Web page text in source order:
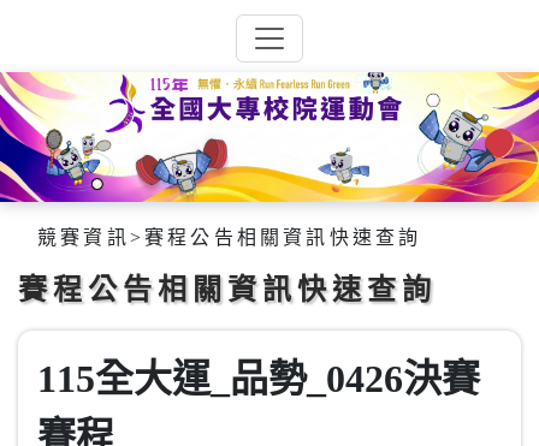
競賽資訊>賽程公告相關資訊快速查詢
賽程公告相關資訊快速查詢
115全大運_品勢_0426決賽
賽程